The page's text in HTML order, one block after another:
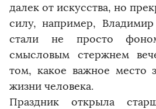
далек от искусства, но
силу, например,
стали не просто
смысловым стержнем
том, какое важное место
жизни человека.
Праздник открыла